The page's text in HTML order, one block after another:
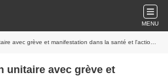
MENU
avec grève et manifestation dans la santé et l'action sociale
unitaire avec grève et